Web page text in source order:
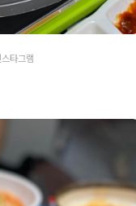
타그램